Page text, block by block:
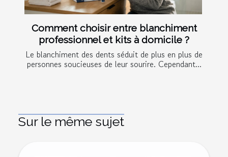
Comment choisir entre blanchiment
professionnel et kits à domicile ?
Le blanchiment des dents séduit de plus en plus de
personnes soucieuses de leur sourire. Cependant...
Sur le même sujet